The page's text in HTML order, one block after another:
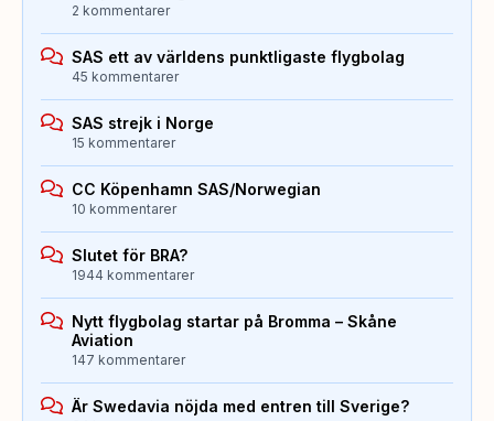
2 kommentarer
SAS ett av världens punktligaste flygbolag
45 kommentarer
SAS strejk i Norge
15 kommentarer
CC Köpenhamn SAS/Norwegian
10 kommentarer
Slutet för BRA?
1944 kommentarer
Nytt flygbolag startar på Bromma – Skåne
Aviation
147 kommentarer
Är Swedavia nöjda med entren till Sverige?